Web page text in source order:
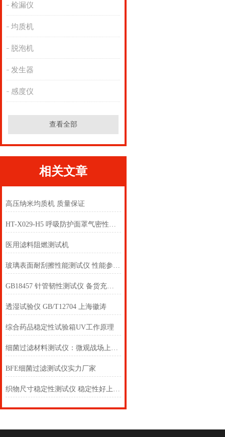
检漏仪
均质机
脱泡机
发生器
感度仪
查看全部
相关文章
高压纳米均质机 质量保证
HT-X029-H5 呼吸防护面罩气密性测试仪（五工位）性能参数
医用滤料阻燃测试机
玻璃表面耐刮擦性能测试仪 性能参数 上海徽涛
GB18457 针管韧性测试仪 备货充足！上海徽涛！
透湿试验仪 GB/T12704 上海徽涛
综合药品稳定性试验箱UV工作原理
细菌过滤材料测试仪：微观战场上的“防护盾”
BFE细菌过滤测试仪实力厂家
织物尺寸稳定性测试仪 稳定性好上海徽涛